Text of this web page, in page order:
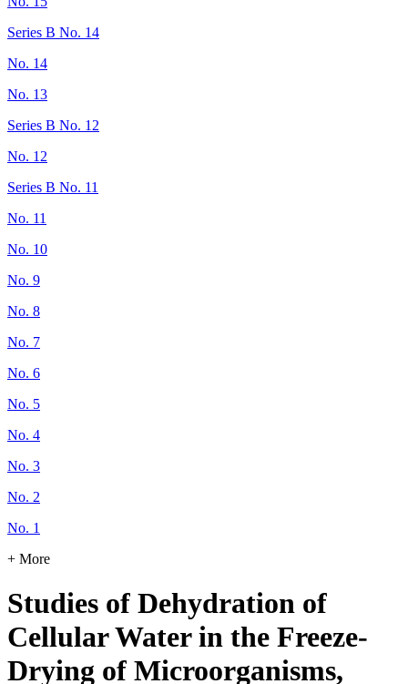
Series B No. 14
No. 14
No. 13
Series B No. 12
No. 12
Series B No. 11
No. 11
No. 10
No. 9
No. 8
No. 7
No. 6
No. 5
No. 4
No. 3
No. 2
No. 1
+ More
Studies of Dehydration of
Cellular Water in the Freeze-
Drying of Microorganisms,